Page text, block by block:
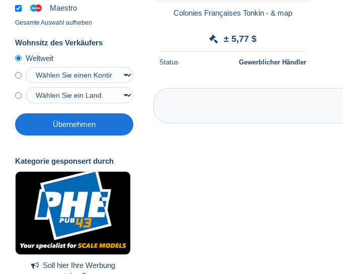
Maestro
Gesamte Auswahl aufheben
Wohnsitz des Verkäufers
Weltweit
Übernehmen
Kategorie gesponsert durch
Soll hier Ihre Werbung
Colonies Françaises Tonkin - & map
± 5,77 $
Status Gewerblicher Händler